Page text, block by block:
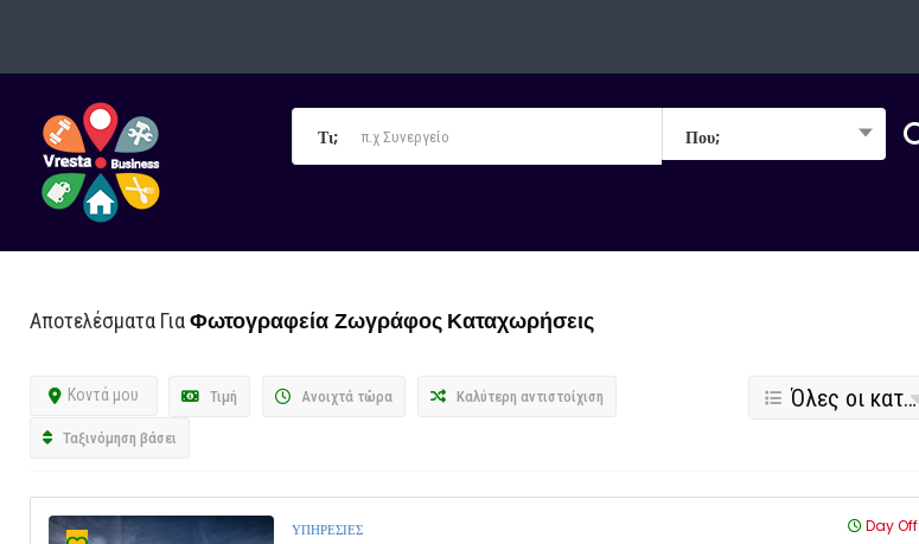
Τι; Που;
Αποτελέσματα ΓιαΦωτογραφεία Ζωγράφος Καταχωρήσεις
Τιμή Ανοιχτά τώρα
Κοντά μου Καλύτερη αντιστοίχιση
Ταξινόμηση βάσει
Όλες οι κατηγορίες
ΥΠΗΡΕΣΙΕΣ Day Off